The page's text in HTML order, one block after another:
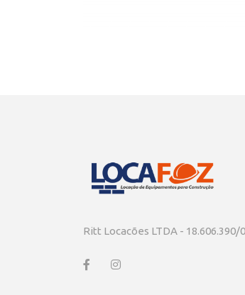
Ritt Locacões LTDA - 18.606.390/